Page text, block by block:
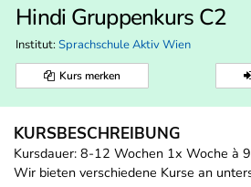
Hindi Gruppenkurs C2
Institut: Sprachschule Aktiv Wien
Kurs merken
KURSBESCHREIBUNG
Kursdauer: 8-12 Wochen 1x Woche à
Wir bieten verschiedene Kurse an